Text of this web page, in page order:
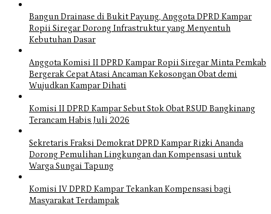
Bangun Drainase di Bukit Payung, Anggota DPRD Kampar
Ropii Siregar Dorong Infrastruktur yang Menyentuh
Kebutuhan Dasar
Anggota Komisi II DPRD Kampar Ropii Siregar Minta Pemkab
Bergerak Cepat Atasi Ancaman Kekosongan Obat demi
Wujudkan Kampar Dihati
Komisi II DPRD Kampar Sebut Stok Obat RSUD Bangkinang
Terancam Habis Juli 2026
Sekretaris Fraksi Demokrat DPRD Kampar Rizki Ananda
Dorong Pemulihan Lingkungan dan Kompensasi untuk
Warga Sungai Tapung
Komisi IV DPRD Kampar Tekankan Kompensasi bagi
Masyarakat Terdampak